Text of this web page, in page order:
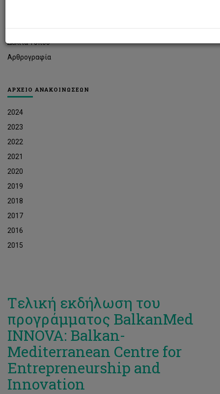
Ευκαιρίες Εργοδότησης
Δελτία Τύπου
Αρθρογραφία
ΑΡΧΕΙΟ ΑΝΑΚΟΙΝΩΣΕΩΝ
2024
2023
2022
2021
2020
2019
2018
2017
2016
2015
Tελική εκδήλωση του
προγράμματος BalkanMed
INNOVA: Balkan-
Mediterranean Centre for
Entrepreneurship and
Innovation